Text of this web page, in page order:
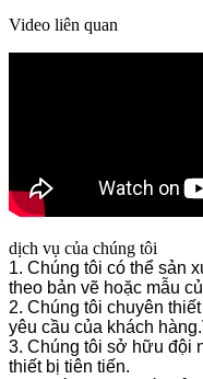
Video liên quan
dịch vụ của chúng tôi
1. Chúng tôi có thể sản
theo bản vẽ hoặc mẫu
2. Chúng tôi chuyên
yêu cầu của khách
3. Chúng tôi sở hữu đội
thiết bị tiên tiến.